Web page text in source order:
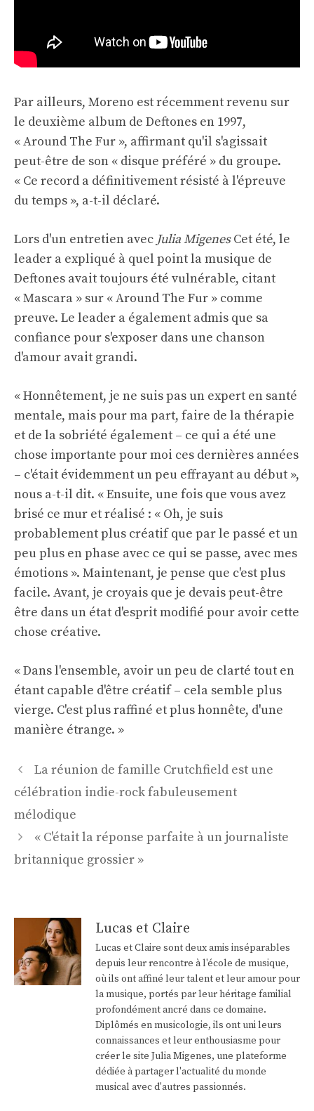
Par ailleurs, Moreno est récemment revenu sur
le deuxième album de Deftones en 1997,
« Around The Fur », affirmant qu'il s'agissait
peut-être de son « disque préféré » du groupe.
« Ce record a définitivement résisté à l'épreuve
du temps », a-t-il déclaré.
Lors d'un entretien avec Julia MigenesCet été, le
leader a expliqué à quel point la musique de
Deftones avait toujours été vulnérable, citant
« Mascara » sur « Around The Fur » comme
preuve. Le leader a également admis que sa
confiance pour s'exposer dans une chanson
d'amour avait grandi.
« Honnêtement, je ne suis pas un expert en santé
mentale, mais pour ma part, faire de la thérapie
et de la sobriété également – ​​ce qui a été une
chose importante pour moi ces dernières années
– c'était évidemment un peu effrayant au début »,
nous a-t-il dit. « Ensuite, une fois que vous avez
brisé ce mur et réalisé : « Oh, je suis
probablement plus créatif que par le passé et un
peu plus en phase avec ce qui se passe, avec mes
émotions ». Maintenant, je pense que c'est plus
facile. Avant, je croyais que je devais peut-être
être dans un état d'esprit modifié pour avoir cette
chose créative.
« Dans l'ensemble, avoir un peu de clarté tout en
étant capable d'être créatif – cela semble plus
vierge. C'est plus raffiné et plus honnête, d'une
manière étrange. »
Navigation
des
articles
La réunion de famille Crutchfield est une
célébration indie-rock fabuleusement
mélodique
« C'était la réponse parfaite à un journaliste
britannique grossier »
Lucas et Claire
Lucas et Claire sont deux amis inséparables
depuis leur rencontre à l'école de musique,
où ils ont affiné leur talent et leur amour pour
la musique, portés par leur héritage familial
profondément ancré dans ce domaine.
Diplômés en musicologie, ils ont uni leurs
connaissances et leur enthousiasme pour
créer le site Julia Migenes, une plateforme
dédiée à partager l'actualité du monde
musical avec d'autres passionnés.